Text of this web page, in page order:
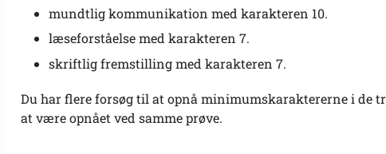
mundtlig kommunikation med karakteren 10.
læseforståelse med karakteren 7.
skriftlig fremstilling med karakteren 7.
Du har flere forsøg til at opnå minimumskaraktererne i de
at være opnået ved samme prøve.